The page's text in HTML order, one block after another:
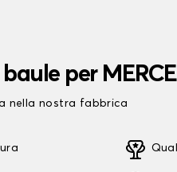
per
nella nostra fabbrica